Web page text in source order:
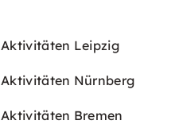
Aktivitäten Leipzig
Aktivitäten Nürnberg
Aktivitäten Bremen